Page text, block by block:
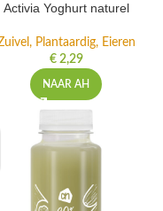
Activia Yoghurt naturel
Plantaardig, Eieren
€2,29
NAAR AH